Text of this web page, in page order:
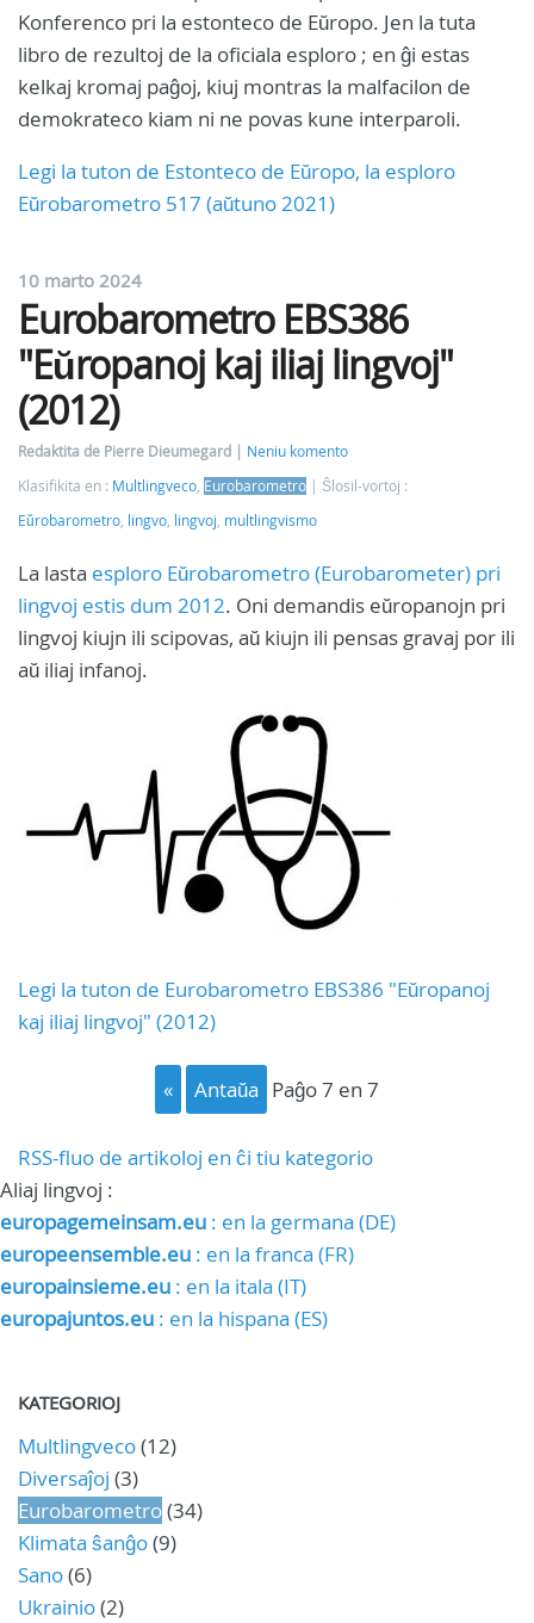
Konferenco pri la estonteco de Eŭropo. Jen la tuta
libro de rezultoj de la oficiala esploro ; en ĝi estas
kelkaj kromaj paĝoj, kiuj montras la malfacilon de
demokrateco kiam ni ne povas kune interparoli.
Legi la tuton de Estonteco de Eŭropo, la esploro
Eŭrobarometro 517 (aŭtuno 2021)
10 marto 2024
Eurobarometro EBS386
"Eŭropanoj kaj iliaj lingvoj"
(2012)
Redaktita de Pierre Dieumegard
Neniu komento
Klasifikita en : Multlingveco Eurobarometro
Ŝlosil-vortoj :
Eŭrobarometro lingvo lingvoj multlingvismo
La lasta esploro Eŭrobarometro (Eurobarometer) pri
lingvoj estis dum 2012. Oni demandis eŭropanojn pri
lingvoj kiujn ili scipovas, aŭ kiujn ili pensas gravaj por ili
aŭ iliaj infanoj.
Legi la tuton de Eurobarometro EBS386 "Eŭropanoj
kaj iliaj lingvoj" (2012)
« Antaŭa paĝo 7 en 7
RSS-fluo de artikoloj en ĉi tiu kategorio
Aliaj lingvoj :
europagemeinsam.eu : en la germana (DE)
europeensemble.eu : en la franca (FR)
europainsieme.eu : en la itala (IT)
europajuntos.eu : en la hispana (ES)
KATEGORIOJ
Multlingveco(12)
Diversaĵoj (3)
Eurobarometro(34)
Klimata ŝanĝo(9)
Sano(6)
Ukrainio(2)